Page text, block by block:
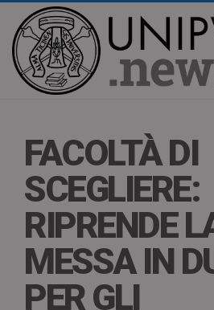
FACOLTÀ DI
SCEGLIERE:
RIPRENDE
MESSA IN
PER GLI